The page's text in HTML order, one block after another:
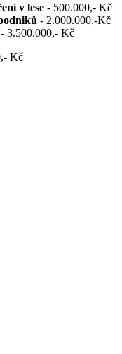
v lese - 500.000,- Kč
- 2.000.000,-Kč
3.500.000,- Kč
Kč